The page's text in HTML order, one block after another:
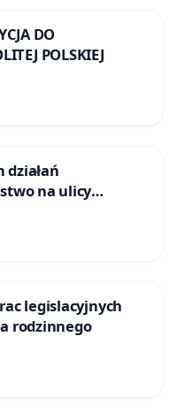
DO
POLSKIEJ
działań
na ulicy
legislacyjnych
rodzinnego